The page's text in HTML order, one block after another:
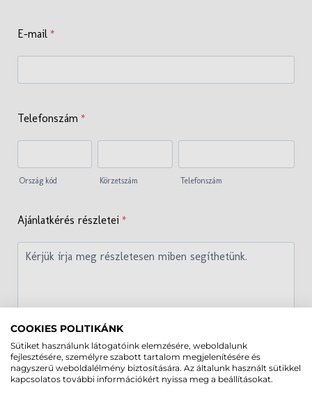
COOKIES POLITIKÁNK
Sütiket használunk látogatóink elemzésére, weboldalunk
fejlesztésére, személyre szabott tartalom megjelenítésére és
nagyszerű weboldalélmény biztosítására. Az általunk használt sütikkel
kapcsolatos további információkért nyissa meg a beállításokat.